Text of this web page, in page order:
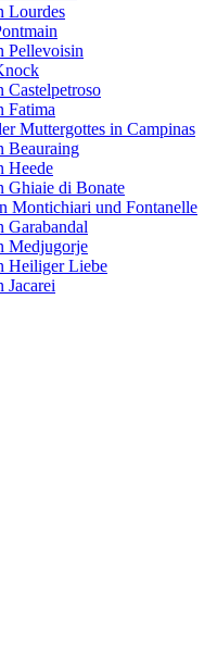
Lourdes
Pellevoisin
Castelpetroso
Fatima
Muttergottes in Campinas
Beauraing
Heede
Ghiaie di Bonate
Montichiari und Fontanelle
Garabandal
Medjugorje
Heiliger Liebe
Jacarei